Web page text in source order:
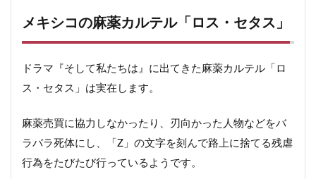
メキシコの麻薬カルテル「ロス・セタス」
ドラマ『そして私たちは』に出てきた麻薬カルテル「ロ
ス・セタス」は実在します。
麻薬売買に協力しなかったり、刃向かった人物などをバ
ラバラ死体にし、「Z」の文字を刻んで路上に捨てる残虐
行為をたびたび行っているようです。